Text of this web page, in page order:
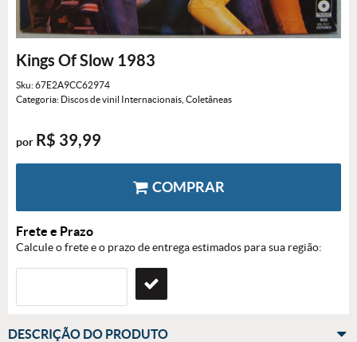
Kings Of Slow 1983
Sku:67E2A9CC62974
Categoria: Discos de vinil Internacionais Coletâneas
por R$ 39,99
COMPRAR
Frete e Prazo
Calcule o frete e o prazo de entrega estimados para sua região:
DESCRIÇÃO DO PRODUTO